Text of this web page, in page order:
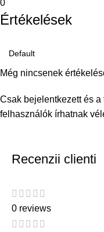
0
Értékelések
Még nincsenek
Csak bejelentkezett és
felhasználók írhatnak
Recenzii clienti
0 reviews